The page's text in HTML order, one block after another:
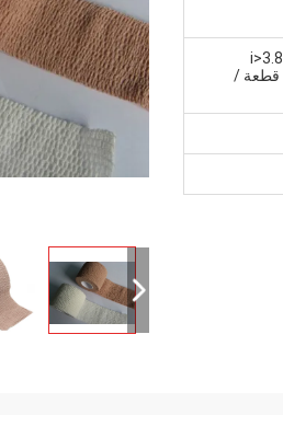
<b>3.8 سم: 32 قطعة / صندوق 192 قطعة /